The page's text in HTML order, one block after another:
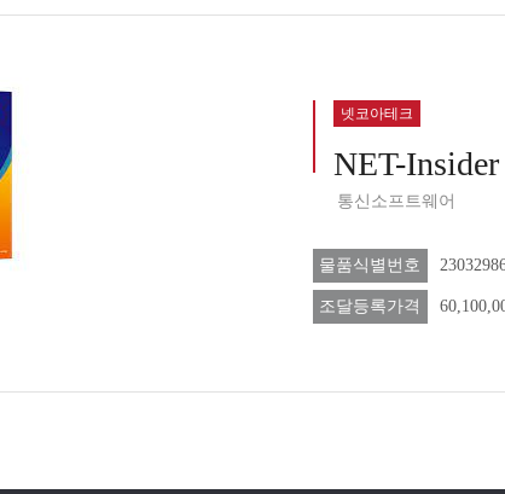
넷코아테크
NET-
통신소프트웨어
물품식별번호
조달등록가격